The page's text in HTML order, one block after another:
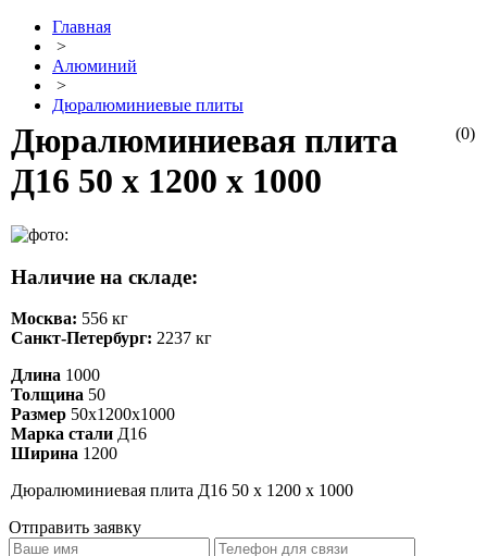
Главная
>
Алюминий
>
Дюралюминиевые плиты
(0)
Дюралюминиевая плита
Д16 50 х 1200 х 1000
Наличие на складе:
Москва: 556 кг
Санкт-Петербург: 2237 кг
Длина 1000
Толщина 50
Размер 50х1200х1000
Марка стали Д16
Ширина 1200
Дюралюминиевая плита Д16 50 х 1200 х 1000
Отправить заявку